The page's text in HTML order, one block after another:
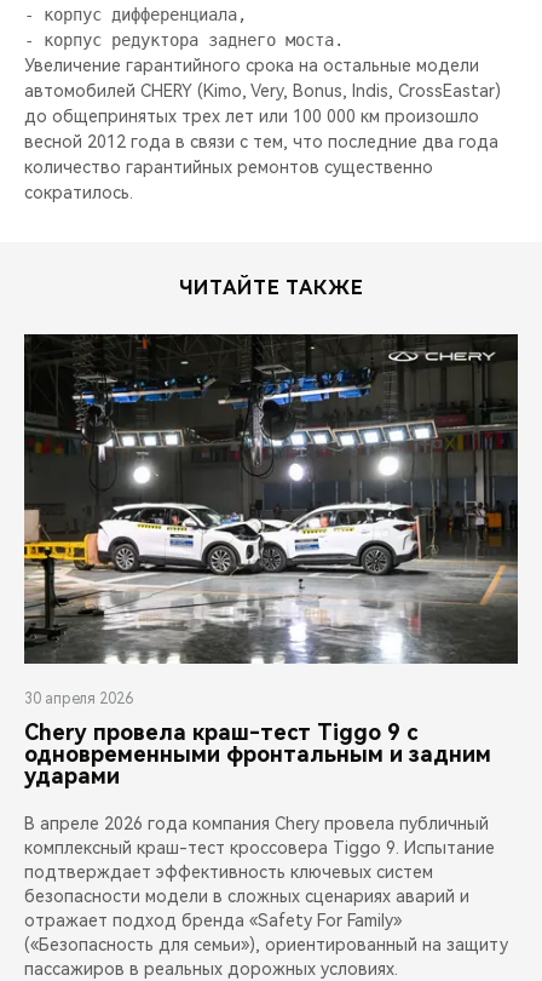
- корпус дифференциала,
Увеличение гарантийного срока на остальные модели
автомобилей CHERY (Kimo, Very, Bonus, Indis, CrossEastar)
до общепринятых трех лет или 100 000 км произошло
весной 2012 года в связи с тем, что последние два года
количество гарантийных ремонтов существенно
сократилось.
ЧИТАЙТЕ ТАКЖЕ
30 апреля 2026
Chery провела краш-тест Tiggo 9 с
одновременными фронтальным и задним
ударами
В апреле 2026 года компания Chery провела публичный
комплексный краш-тест кроссовера Tiggo 9. Испытание
подтверждает эффективность ключевых систем
безопасности модели в сложных сценариях аварий и
отражает подход бренда «Safety For Family»
(«Безопасность для семьи»), ориентированный на защиту
пассажиров в реальных дорожных условиях.